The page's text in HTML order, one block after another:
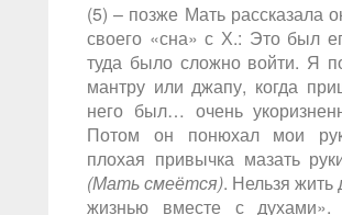
(5) – позже Мать рассказала
своего «сна» с Х.: Это был
туда было сложно войти. Я
мантру или джапу, когда
него был… очень
Потом он понюхал мои
плохая привычка мазать
(Мать смеётся). Нельзя жить
жизнью вместе с духами».